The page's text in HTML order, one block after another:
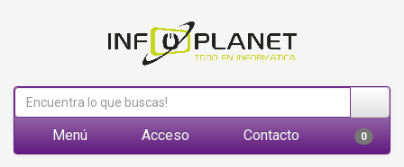
Menú Acceso Contacto 0